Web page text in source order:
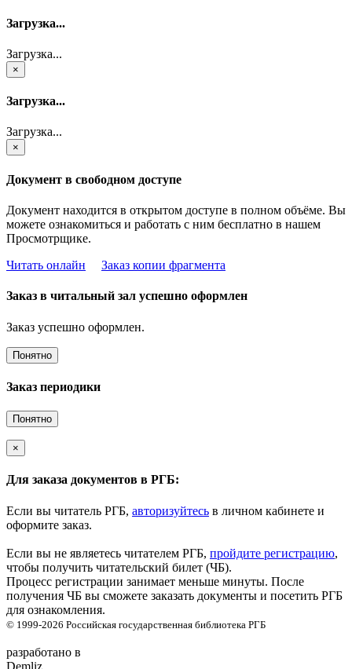
Загрузка...
Загрузка...
×
Загрузка...
Загрузка...
×
Документ в свободном доступе
Документ находится в открытом доступе в полном объёме. Вы
можете ознакомиться и работать с ним бесплатно в нашем
Просмотрщике.
Читать онлайн
Заказ копии фрагмента
Заказ в читальный зал успешно оформлен
Заказ успешно оформлен.
Понятно
Заказ периодики
Понятно
×
Для заказа документов в РГБ:
Если вы читатель РГБ, авторизуйтесь в личном кабинете и
оформите заказ.
Если вы не являетесь читателем РГБ, пройдите регистрацию,
чтобы получить читательский билет (ЧБ).
Процесс регистрации занимает меньше минуты. После
получения ЧБ вы сможете заказать документы и посетить РГБ
для ознакомления.
© 1999-2026 Российская государственная библиотека РГБ
разработано в
Demliz